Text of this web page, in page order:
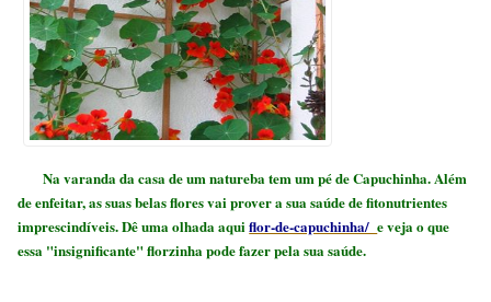
Na varanda da casa de um natureba tem um pé de Capuchinha. Além
de enfeitar, as suas belas flores vai prover a sua saúde de fitonutrientes
imprescindíveis. Dê uma olhada aquiflor-de-capuchinha/e veja o que
essa "insignificante" florzinha pode fazer pela sua saúde.